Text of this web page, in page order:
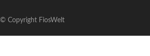
© Copyright FiosWelt